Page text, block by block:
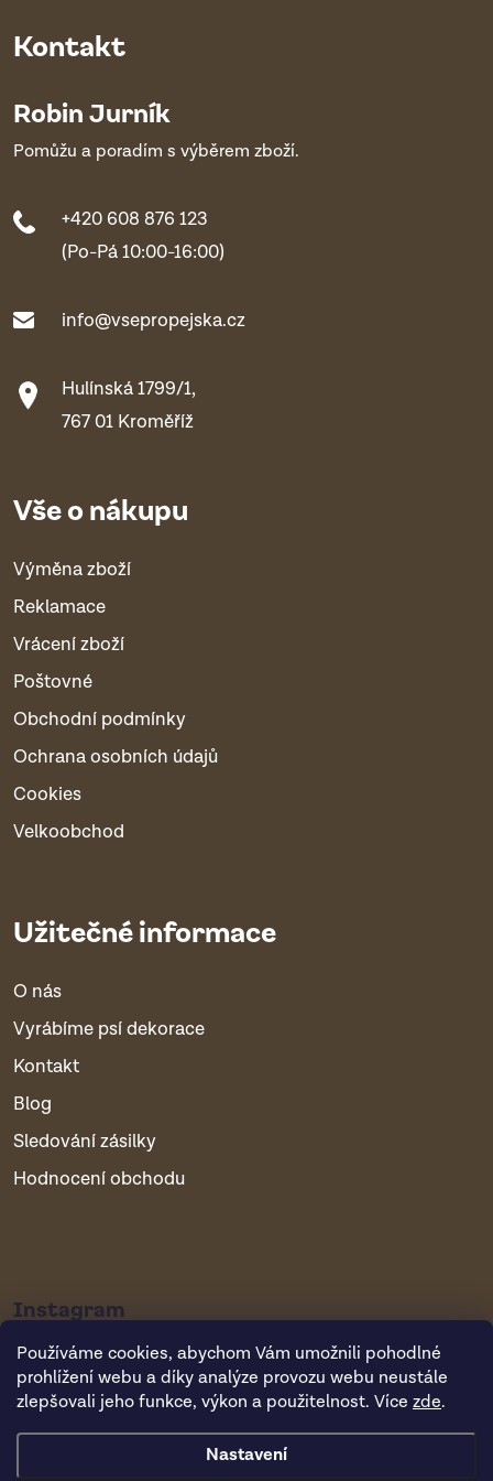
Používáme cookies, abychom Vám umožnili pohodlné
prohlížení webu a díky analýze provozu webu neustále
zlepšovali jeho funkce, výkon a použitelnost. Více zde.
Nastavení
Kontakt
Robin Jurník
Pomůžu a poradím s výběrem zboží.
+420 608 876 123
(Po-Pá 10:00-16:00)
info@vsepropejska.cz
Hulínská 1799/1,
767 01 Kroměříž
Vše o nákupu
Výměna zboží
Reklamace
Vrácení zboží
Poštovné
Obchodní podmínky
Ochrana osobních údajů
Cookies
Velkoobchod
Užitečné informace
O nás
Vyrábíme psí dekorace
Kontakt
Blog
Sledování zásilky
Hodnocení obchodu
Instagram